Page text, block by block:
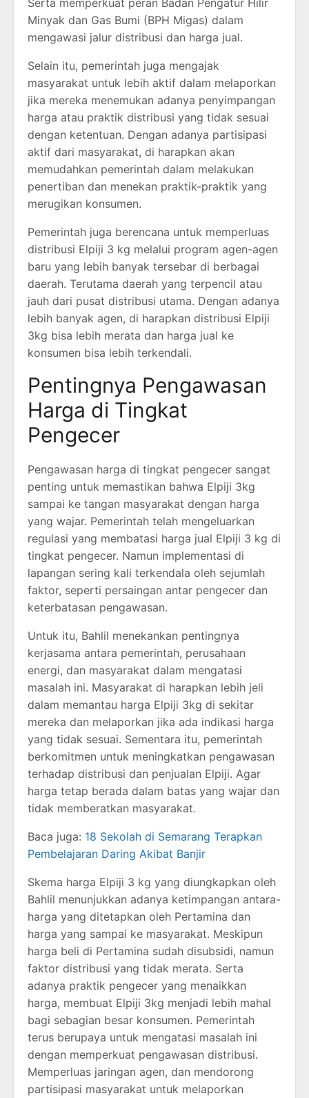
Minyak dan Gas Bumi (BPH Migas) dalam
mengawasi jalur distribusi dan harga jual.
Selain itu, pemerintah juga mengajak
masyarakat untuk lebih aktif dalam melaporkan
jika mereka menemukan adanya penyimpangan
harga atau praktik distribusi yang tidak sesuai
dengan ketentuan. Dengan adanya partisipasi
aktif dari masyarakat, di harapkan akan
memudahkan pemerintah dalam melakukan
penertiban dan menekan praktik-praktik yang
merugikan konsumen.
Pemerintah juga berencana untuk memperluas
distribusi Elpiji 3 kg melalui program agen-agen
baru yang lebih banyak tersebar di berbagai
daerah. Terutama daerah yang terpencil atau
jauh dari pusat distribusi utama. Dengan adanya
lebih banyak agen, di harapkan distribusi Elpiji
3kg bisa lebih merata dan harga jual ke
konsumen bisa lebih terkendali.
Pentingnya Pengawasan
Harga di Tingkat
Pengecer
Pengawasan harga di tingkat pengecer sangat
penting untuk memastikan bahwa Elpiji 3kg
sampai ke tangan masyarakat dengan harga
yang wajar. Pemerintah telah mengeluarkan
regulasi yang membatasi harga jual Elpiji 3 kg di
tingkat pengecer. Namun implementasi di
lapangan sering kali terkendala oleh sejumlah
faktor, seperti persaingan antar pengecer dan
keterbatasan pengawasan.
Untuk itu, Bahlil menekankan pentingnya
kerjasama antara pemerintah, perusahaan
energi, dan masyarakat dalam mengatasi
masalah ini. Masyarakat di harapkan lebih jeli
dalam memantau harga Elpiji 3kg di sekitar
mereka dan melaporkan jika ada indikasi harga
yang tidak sesuai. Sementara itu, pemerintah
berkomitmen untuk meningkatkan pengawasan
terhadap distribusi dan penjualan Elpiji. Agar
harga tetap berada dalam batas yang wajar dan
tidak memberatkan masyarakat.
Baca juga: 18 Sekolah di Semarang Terapkan
Pembelajaran Daring Akibat Banjir
Skema harga Elpiji 3 kg yang diungkapkan oleh
Bahlil menunjukkan adanya ketimpangan antara-
harga yang ditetapkan oleh Pertamina dan
harga yang sampai ke masyarakat. Meskipun
harga beli di Pertamina sudah disubsidi, namun
faktor distribusi yang tidak merata. Serta
adanya praktik pengecer yang menaikkan
harga, membuat Elpiji 3kg menjadi lebih mahal
bagi sebagian besar konsumen. Pemerintah
terus berupaya untuk mengatasi masalah ini
dengan memperkuat pengawasan distribusi.
Memperluas jaringan agen, dan mendorong
partisipasi masyarakat untuk melaporkan